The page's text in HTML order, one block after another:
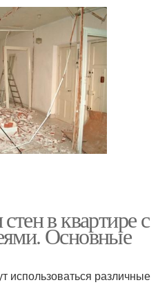
в квартире с
Основные
использоваться различные